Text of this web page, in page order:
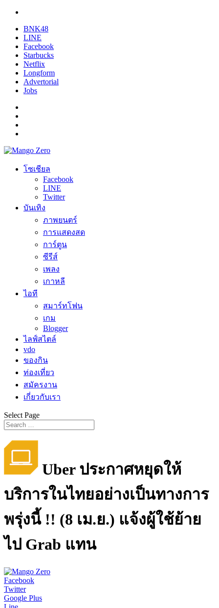
BNK48
LINE
Facebook
Starbucks
Netflix
Longform
Advertorial
Jobs
โซเชียล
Facebook
LINE
Twitter
บันเทิง
ภาพยนตร์
การแสดงสด
การ์ตูน
ซีรีส์
เพลง
เกาหลี
ไอที
สมาร์ทโฟน
เกม
Blogger
ไลฟ์สไตล์
vdo
ของกิน
ท่องเที่ยว
สมัครงาน
เกี่ยวกับเรา
Select Page
Uber ประกาศหยุดให้
บริการในไทยอย่างเป็นทางการ
พรุ่งนี้ !! (8 เม.ย.) แจ้งผู้ใช้ย้าย
ไป Grab แทน
Facebook
Twitter
Google Plus